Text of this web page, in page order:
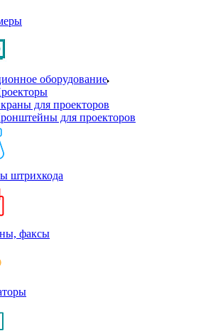
оборудование
для проекторов
для проекторов
штрихкода
факсы